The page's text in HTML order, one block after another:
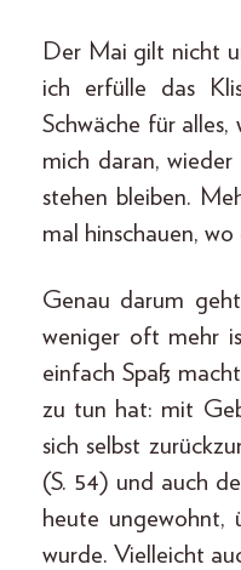
Der Mai gilt nicht
ich erfülle das
Schwäche für
mich daran,
stehen bleiben.
mal hinschauen,
Genau darum
weniger oft mehr
einfach Spaß
zu tun hat: mit
sich selbst
(S. 54) und auch
heute ungewohnt,
wurde. Vielleicht